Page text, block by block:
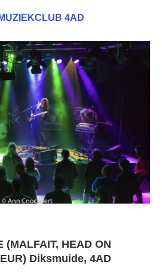
MUZIEKCLUB 4AD
(MALFAIT, HEAD ON
Diksmuide, 4AD